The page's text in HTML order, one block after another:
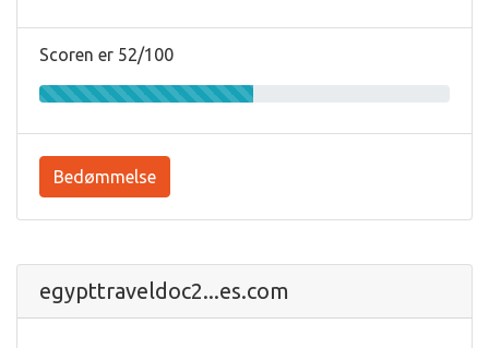
Scoren er 52/100
Bedømmelse
egypttraveldoc2...es.com